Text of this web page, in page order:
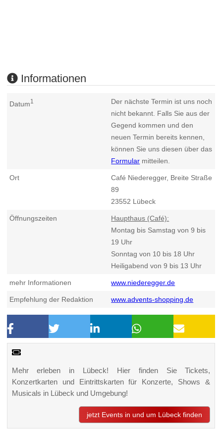
Informationen
Datum1
Der nächste Termin ist uns noch
nicht bekannt. Falls Sie aus der
Gegend kommen und den
neuen Termin bereits kennen,
können Sie uns diesen über das
Formular mitteilen.
Ort
Café Niederegger, Breite Straße
89
23552 Lübeck
Öffnungszeiten
Haupthaus (Café):
Montag bis Samstag von 9 bis
19 Uhr
Sonntag von 10 bis 18 Uhr
Heiligabend von 9 bis 13 Uhr
mehr Informationen www.niederegger.de
Empfehlung der Redaktion www.advents-shopping.de
Mehr erleben in Lübeck! Hier finden Sie Tickets,
Konzertkarten und Eintrittskarten für Konzerte, Shows &
Musicals in Lübeck und Umgebung!
jetzt Events in und um Lübeck finden